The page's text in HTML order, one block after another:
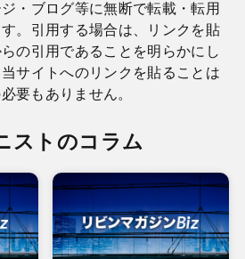
・ブログ等に無断で転載・転用
。引用する場合は、リンクを貼
の引用であることを明らかにし
サイトへのリンクを貼ることは
要もありません。
ストのコラム